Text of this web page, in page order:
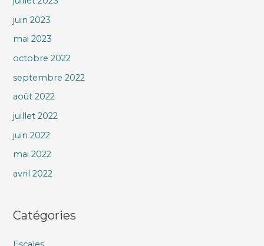
juin 2023
mai 2023
octobre 2022
septembre 2022
août 2022
juillet 2022
juin 2022
mai 2022
avril 2022
Catégories